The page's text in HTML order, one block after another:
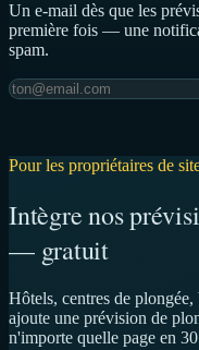
Un e-mail dès que les
première fois — une
spam.
Pour les propriétaires de
Intègre nos
— gratuit
Hôtels, centres de
ajoute une prévision de
n'importe quelle page en